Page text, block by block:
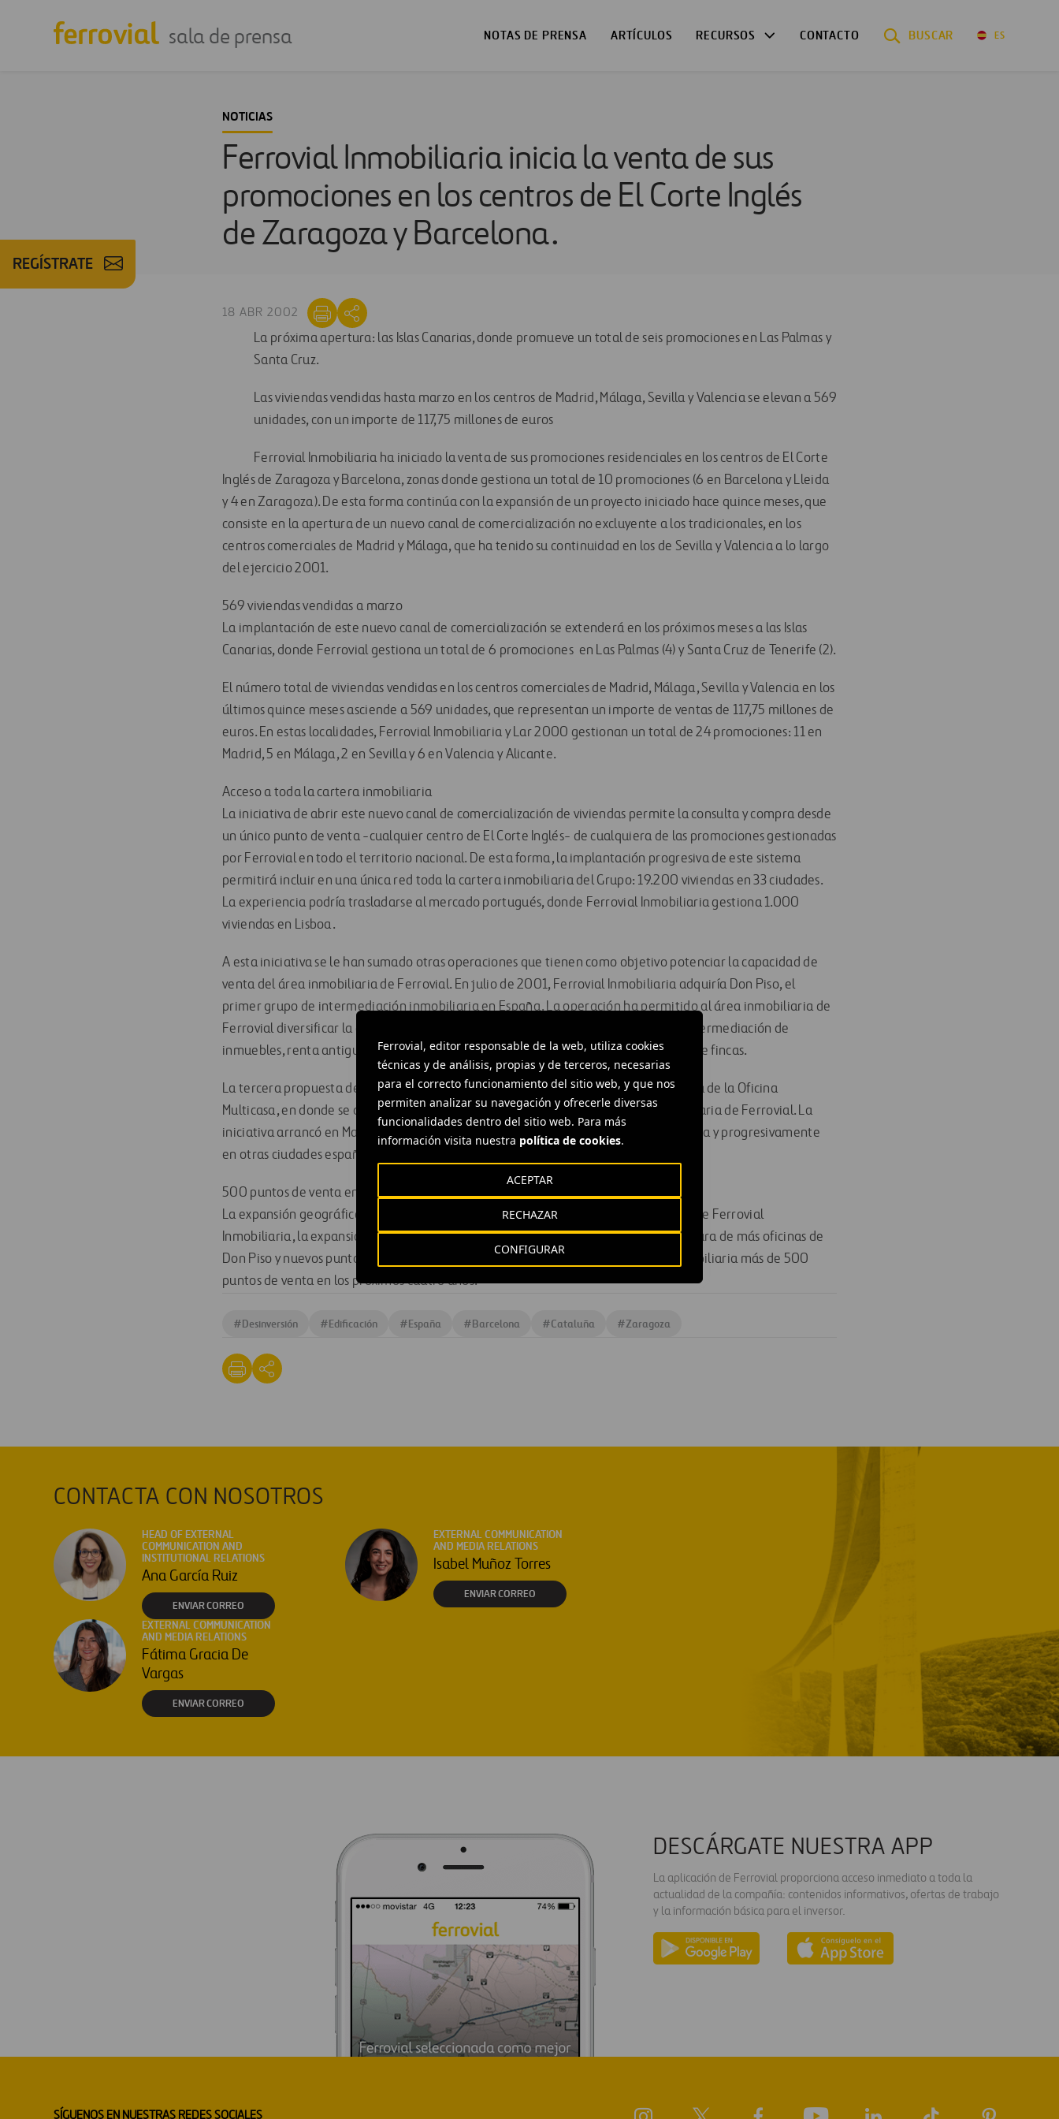
Ferrovial, editor responsable de la web, utiliza cookies
técnicas y de análisis, propias y de terceros, necesarias
para el correcto funcionamiento del sitio web, y que nos
permiten analizar su navegación y ofrecerle diversas
funcionalidades dentro del sitio web. Para más
información visita nuestra política de cookies.
CONFIGURAR
RECHAZAR
ACEPTAR
sala de prensa NOTAS DE PRENSA ARTÍCULOS RECURSOS CONTACTO BUSCAR ES
REGÍSTRATE
NOTICIAS
Ferrovial Inmobiliaria inicia la venta de sus
promociones en los centros de El Corte Inglés
de Zaragoza y Barcelona.
18 ABR 2002
La próxima apertura: las Islas Canarias, donde promueve un total de seis promociones en Las Palmas y
Santa Cruz.
Las viviendas vendidas hasta marzo en los centros de Madrid, Málaga, Sevilla y Valencia se elevan a 569
unidades, con un importe de 117,75 millones de euros
Ferrovial Inmobiliaria ha iniciado la venta de sus promociones residenciales en los centros de El Corte
Inglés de Zaragoza y Barcelona, zonas donde gestiona un total de 10 promociones (6 en Barcelona y Lleida
y 4 en Zaragoza). De esta forma continúa con la expansión de un proyecto iniciado hace quince meses, que
consiste en la apertura de un nuevo canal de comercialización no excluyente a los tradicionales, en los
centros comerciales de Madrid y Málaga, que ha tenido su continuidad en los de Sevilla y Valencia a lo largo
del ejercicio 2001.
569 viviendas vendidas a marzo
La implantación de este nuevo canal de comercialización se extenderá en los próximos meses a las Islas
Canarias, donde Ferrovial gestiona un total de 6 promociones en Las Palmas (4) y Santa Cruz de Tenerife (2).
El número total de viviendas vendidas en los centros comerciales de Madrid, Málaga, Sevilla y Valencia en los
últimos quince meses asciende a 569 unidades, que representan un importe de ventas de 117,75 millones de
euros. En estas localidades, Ferrovial Inmobiliaria y Lar 2000 gestionan un total de 24 promociones: 11 en
Madrid, 5 en Málaga, 2 en Sevilla y 6 en Valencia y Alicante.
Acceso a toda la cartera inmobiliaria
La iniciativa de abrir este nuevo canal de comercialización de viviendas permite la consulta y compra desde
un único punto de venta -cualquier centro de El Corte Inglés- de cualquiera de las promociones gestionadas
por Ferrovial en todo el territorio nacional. De esta forma, la implantación progresiva de este sistema
permitirá incluir en una única red toda la cartera inmobiliaria del Grupo: 19.200 viviendas en 33 ciudades.
La experiencia podría trasladarse al mercado portugués, donde Ferrovial Inmobiliaria gestiona 1.000
viviendas en Lisboa.
A esta iniciativa se le han sumado otras operaciones que tienen como objetivo potenciar la capacidad de
venta del área inmobiliaria de Ferrovial. En julio de 2001, Ferrovial Inmobiliaria adquiría Don Piso, el
primer grupo de intermediación inmobiliaria en España. La operación ha permitido al área inmobiliaria de
Ferrovial diversificar la gama de sus productos y servicios hacia las actividades de intermediación de
inmuebles, renta antigua, minipromociones, alquiler de viviendas y administración de fincas.
La tercera propuesta dentro de esta estrategia ha consistido en la puesta en marcha de la Oficina
Multicasa, en donde se oferta la totalidad de la cartera residencial del área inmobiliaria de Ferrovial. La
iniciativa arrancó en Madrid y tendrá continuidad en Barcelona, Las Palmas y Valencia y progresivamente
en otras ciudades españolas.
500 puntos de venta en los próximos cuatro año
La expansión geográfica de cada una de estas herramientas -nuevas delegaciones de Ferrovial
Inmobiliaria, la expansión del proyecto con El Corte Inglés a nuevos centros, la apertura de más oficinas de
Don Piso y nuevos puntos de Oficinas Multicasa- permitirá alcanzar a Ferrovial Inmobiliaria más de 500
puntos de venta en los próximos cuatro años.
#Desinversión #Edificación #España #Barcelona #Cataluña #Zaragoza
CONTACTA CON NOSOTROS
HEAD OF EXTERNAL
COMMUNICATION AND
INSTITUTIONAL RELATIONS
Ana García Ruiz
ENVIAR CORREO
EXTERNAL COMMUNICATION
AND MEDIA RELATIONS
Isabel Muñoz Torres
ENVIAR CORREO
EXTERNAL COMMUNICATION
AND MEDIA RELATIONS
Fátima Gracia De
Vargas
ENVIAR CORREO
DESCÁRGATE NUESTRA APP
La aplicación de Ferrovial proporciona acceso inmediato a toda la
actualidad de la compañía: contenidos informativos, ofertas de trabajo
y la información básica para el inversor.
SÍGUENOS EN NUESTRAS REDES SOCIALES